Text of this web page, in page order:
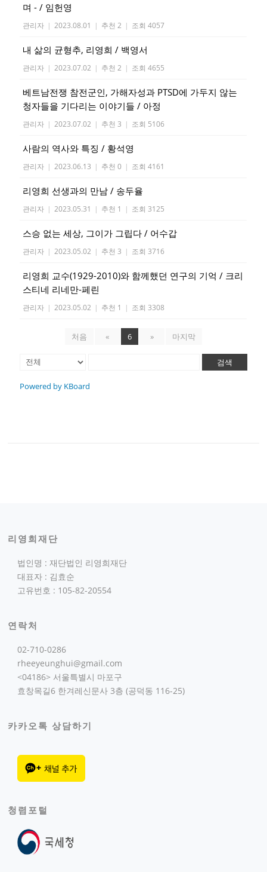
며 - / 임헌영
관리자 | 2023.08.01 | 추천 2 | 조회 4057
내 삶의 균형추, 리영희 / 백영서
관리자 | 2023.07.02 | 추천 2 | 조회 4655
베트남전쟁 참전군인, 가해자성과 PTSD에 가두지 않는
청자들을 기다리는 이야기들 / 아정
관리자 | 2023.07.02 | 추천 3 | 조회 5106
사람의 역사와 특징 / 황석영
관리자 | 2023.06.13 | 추천 0 | 조회 4161
리영희 선생과의 만남 / 송두율
관리자 | 2023.05.31 | 추천 1 | 조회 3125
스승 없는 세상, 그이가 그립다 / 어수갑
관리자 | 2023.05.02 | 추천 3 | 조회 3716
리영희 교수(1929-2010)와 함께했던 연구의 기억 / 크리
스티네 리네만-페린
관리자 | 2023.05.02 | 추천 1 | 조회 3308
처음 « 6 » 마지막
검색
Powered by KBoard
리영희재단
법인명 : 재단법인 리영희재단
대표자 : 김효순
고유번호 : 105-82-20554
연락처
02-710-0286
rheeyeunghui@gmail.com
<04186> 서울특별시 마포구
효창목길6 한겨레신문사 3층 (공덕동 116-25)
카카오톡 상담하기
청렴포털